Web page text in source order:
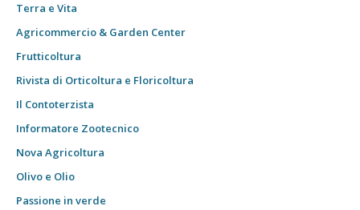
Terra e Vita
Agricommercio & Garden Center
Frutticoltura
Rivista di Orticoltura e Floricoltura
Il Contoterzista
Informatore Zootecnico
Nova Agricoltura
Olivo e Olio
Passione in verde